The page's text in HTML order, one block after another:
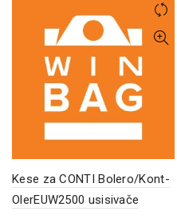
Kese za CONTI Bolero/Kont-
OlerEUW2500 usisivače